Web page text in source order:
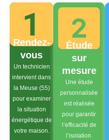
Rendez-
vous
Un technicien
intervient dans
la Meuse (55)
pour examiner
la situation
énergétique de
votre maison.
Étude
sur
mesure
Une étude
personnalisée
est réalisée
pour garantir
l’efficacité de
l’isolation.